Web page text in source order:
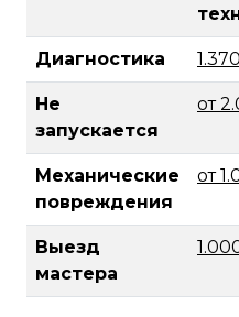
Диагностика
Не
запускается
от
Механические
повреждения
от
Выезд
мастера